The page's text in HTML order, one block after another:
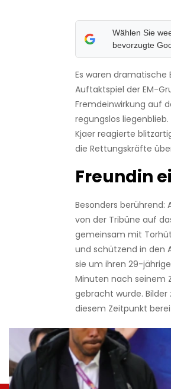
Wählen Sie
bevorzugte
Es waren dramatische
Auftaktspiel der EM-
Fremdeinwirkung auf
regungslos
Kjaer reagierte
die Rettungskräfte
Freundin
Besonders berührend:
von der Tribüne auf
gemeinsam mit
und schützend in den
sie um ihren 29-
Minuten nach seinem
gebracht wurde. Bilder
diesem Zeitpunkt